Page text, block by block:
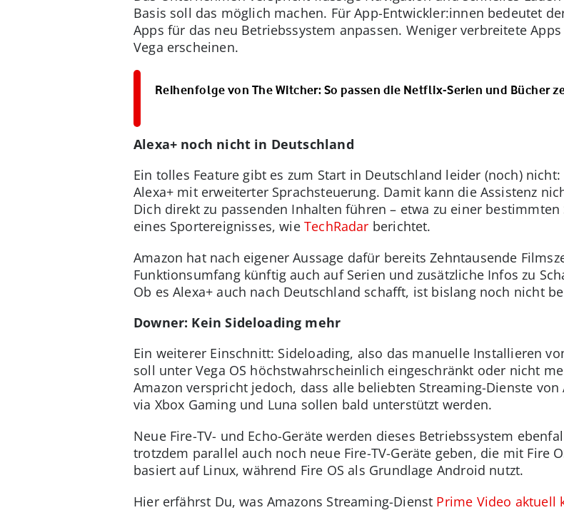
Basis soll das möglich machen. Für App-Entwickler:innen bedeutet
Apps für das neu Betriebssystem anpassen. Weniger verbreitete
Vega erscheinen.
Reihenfolge von The Witcher: So passen die Netflix-Serien und Bücher
Alexa+ noch nicht in Deutschland
Ein tolles Feature gibt es zum Start in Deutschland leider (noch)
Alexa+ mit erweiterter Sprachsteuerung. Damit kann die Assistenz
Dich direkt zu passenden Inhalten führen – etwa zu einer
eines Sportereignisses, wieTechRadar berichtet.
Amazon hat nach eigener Aussage dafür bereits Zehntausende
Funktionsumfang künftig auch auf Serien und zusätzliche Infos zu
Ob es Alexa+ auch nach Deutschland schafft, ist bislang noch nicht
Downer: Kein Sideloading mehr
Ein weiterer Einschnitt: Sideloading, also das manuelle Installieren
soll unter Vega OS höchstwahrscheinlich eingeschränkt oder nicht
Amazon verspricht jedoch, dass alle beliebten Streaming-Dienste
via Xbox Gaming und Luna sollen bald unterstützt werden.
Neue Fire-TV- und Echo-Geräte werden dieses Betriebssystem
trotzdem parallel auch noch neue Fire-TV-Geräte geben, die mit Fire
basiert auf Linux, während Fire OS als Grundlage Android nutzt.
Hier erfährst Du, was Amazons Streaming-Dienst Prime Video aktuell